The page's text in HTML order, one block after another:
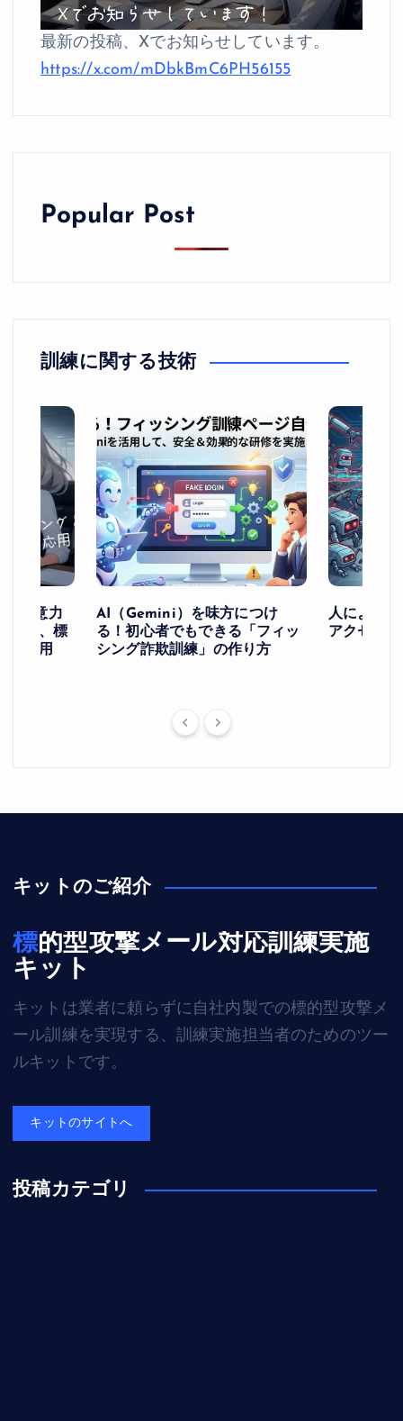
最新の投稿、Xでお知らせしています。
https://x.com/mDbkBmC6PH56155
Popular Post
訓練に関する技術
ー注意力
グと、標
の応用
AI（Gemini）を味方につけ
る！初心者でもできる「フィッ
シング詐欺訓練」の作り方
人による
アクセス
キットのご紹介
標的型攻撃メール対応訓練実施
キット
キットは業者に頼らずに自社内製での標的型攻撃メ
ール訓練を実現する、訓練実施担当者のためのツー
ルキットです。
キットのサイトへ
投稿カテゴリ